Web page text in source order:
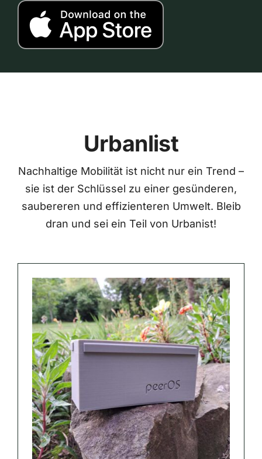
Urbanlist
Nachhaltige Mobilität ist nicht nur ein Trend –
sie ist der Schlüssel zu einer gesünderen,
saubereren und effizienteren Umwelt. Bleib
dran und sei ein Teil von Urbanist!